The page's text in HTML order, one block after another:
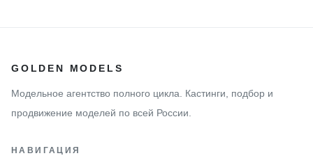
GOLDEN MODELS
Модельное агентство полного цикла. Кастинги, подбор и
продвижение моделей по всей России.
НАВИГАЦИЯ